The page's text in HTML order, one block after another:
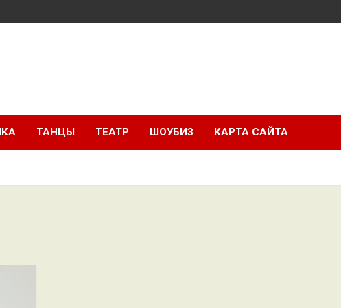
ТАНЦЫ ТЕАТР ШОУБИЗ КАРТА САЙТА